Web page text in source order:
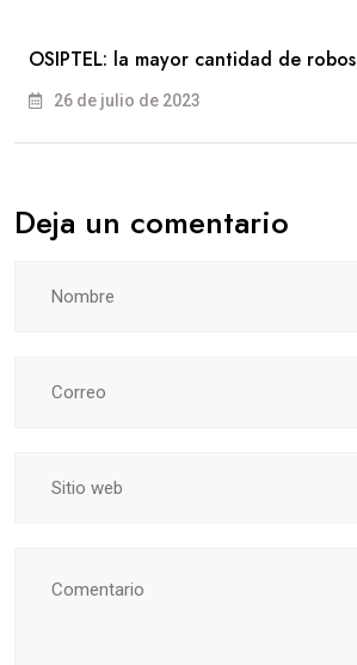
OSIPTEL: la mayor cantidad de
26 de julio de 2023
Deja un comentario